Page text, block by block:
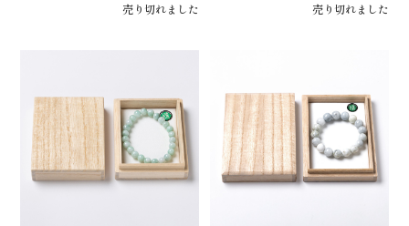
売り切れました 売り切れました